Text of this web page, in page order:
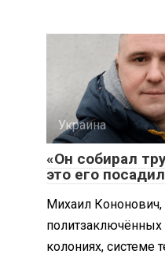
Украина
«Он собирал
это его
Михаил Кононович,
политзаключённых
колониях, системе